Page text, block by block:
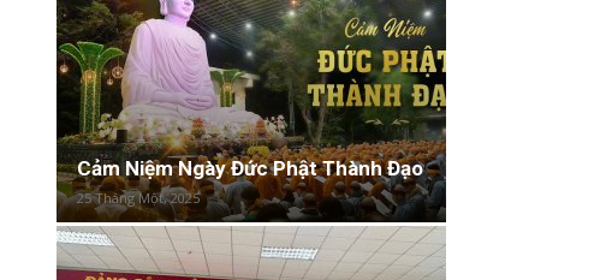
Cảm Niệm Ngày Đức Phật Thành Đạo
25 Tháng Một, 2025